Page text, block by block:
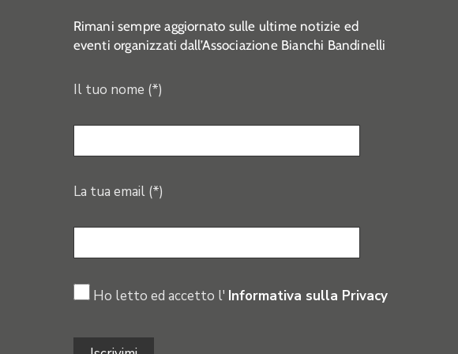
Rimani sempre aggiornato sulle ultime notizie ed
eventi organizzati dall’Associazione Bianchi Bandinelli
Il tuo nome (*)
La tua email (*)
Ho letto ed accetto l' Informativa sulla Privacy